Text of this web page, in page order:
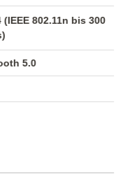
(IEEE 802.11n bis 300
5.0